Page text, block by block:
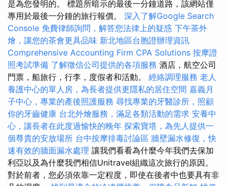
是為您發明的。 標題所暗示的最後一分鐘道路，該網站僅
專用於最後一分鐘的旅行報價。 深入了解Google Search
Console 免費律師詢問，解答您法律上的疑惑 下午茶外
燴，讓您的茶會更具品味 新北地區台胞證辦理資訊
Comprehensive Accounting Firm CPA Solutions 按摩證
照考試準備 了解徵信公司提供的各項服務 酒店，航空公司
門票，船旅行，行李，度假者和活動。 經絡調理服務 老人
養護中心的單人房，為長者提供更隱私的居住空間 嘉義月
子中心，專業的產後照護服務 尋找專業的牙醫診所，照顧
你的牙齒健康 台北外燴服務，滿足各類活動的需求 安養中
心，讓長者在此度過愉快的晚年 探索寶塔，為先人提供一
個尊貴的安放場所 台中按摩排毒討論區 牆壁漏水修復，快
速有效的牆面漏水處理 讓我們看看為什麼今年我們去保加
利亞以及為什麼我們相信Unitravel組織這次旅行的原因。
對於前者，您必須依靠一定程度，即使在後者中也要具有非